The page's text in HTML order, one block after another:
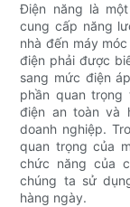
Điện năng là
cung cấp năng
nhà đến máy
điện phải được
sang mức điện
phần quan
điện an toàn và
doanh nghiệp.
quan trọng của
chức năng của
chúng ta sử
hàng ngày.